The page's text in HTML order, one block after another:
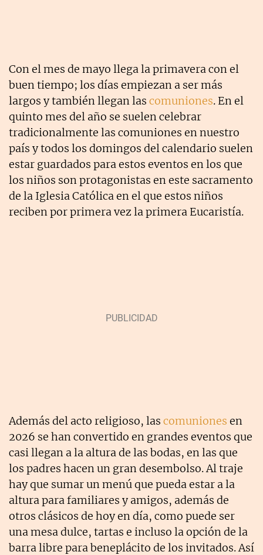
Con el mes de mayo llega la primavera con el
buen tiempo; los días empiezan a ser más
largos y también llegan las comuniones. En el
quinto mes del año se suelen celebrar
tradicionalmente las comuniones en nuestro
país y todos los domingos del calendario suelen
estar guardados para estos eventos en los que
los niños son protagonistas en este sacramento
de la Iglesia Católica en el que estos niños
reciben por primera vez la primera Eucaristía.
Además del acto religioso, las comuniones en
2026 se han convertido en grandes eventos que
casi llegan a la altura de las bodas, en las que
los padres hacen un gran desembolso. Al traje
hay que sumar un menú que pueda estar a la
altura para familiares y amigos, además de
otros clásicos de hoy en día, como puede ser
una mesa dulce, tartas e incluso la opción de la
barra libre para beneplácito de los invitados. Así